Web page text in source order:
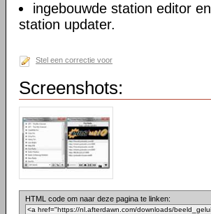
ingebouwde station editor en
station updater.
Stel een correctie voor
Screenshots:
HTML code om naar deze pagina te linken: